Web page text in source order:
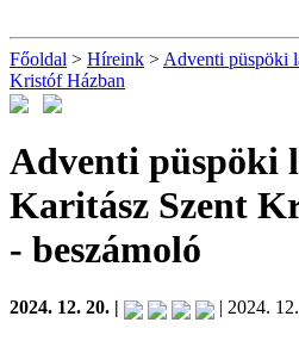
Főoldal > Híreink > Adventi püspöki
Kristóf Házban
Adventi püspöki
Karitász Szent
- beszámoló
2024. 12. 20. | | 2024.